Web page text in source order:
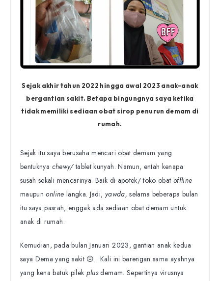
Sejak akhir tahun 2022 hingga awal 2023 anak-anak
bergantian sakit. Betapa bingungnya saya ketika
tidak memiliki sediaan obat sirop penurun demam di
rumah.
Sejak itu saya berusaha mencari obat demam yang
bentuknya chewy/tablet kunyah. Namun, entah kenapa
susah sekali mencarinya. Baik di apotek/ toko obat offline
maupunonline langka. Jadi, yawda,selama beberapa bulan
itu saya pasrah, enggak ada sediaan obat demam untuk
anak di rumah.
Kemudian, pada bulan Januari 2023, gantian anak kedua
saya Dema yang sakit ☹ . Kali ini barengan sama ayahnya
yang kena batuk pilek plusdemam. Sepertinya virusnya